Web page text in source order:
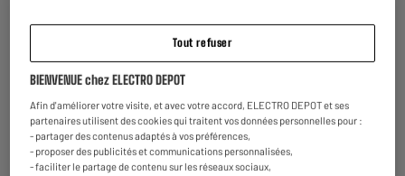
★★★★★
★★★★★
Comparer
Tout refuser
BIENVENUE chez ELECTRO DEPOT
Afin d'améliorer votre visite, et avec votre accord, ELECTRO DEPOT et ses
partenaires utilisent des cookies qui traitent vos données personnelles pour :
- partager des contenus adaptés à vos préférences,
- proposer des publicités et communications personnalisées,
- faciliter le partage de contenu sur les réseaux sociaux,